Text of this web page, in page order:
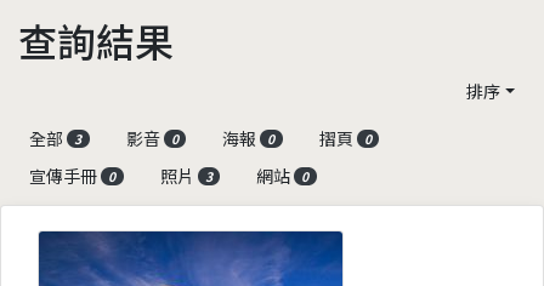
查詢結果
排序
全部
3 影音 0 海報 0 摺頁 0
宣傳手冊 0 照片 3 網站 0